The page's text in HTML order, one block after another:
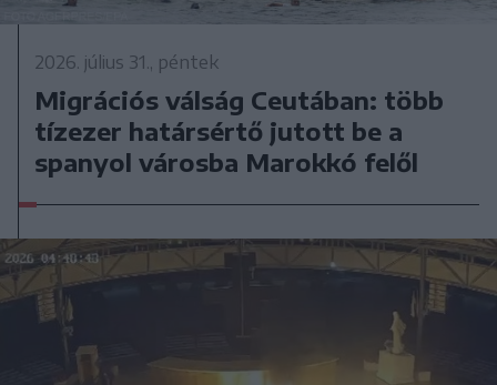
2026. július 31., péntek
Migrációs válság Ceutában: több
tízezer határsértő jutott be a
spanyol városba Marokkó felől